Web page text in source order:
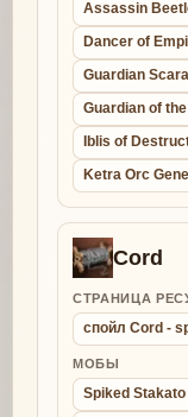
Assassin
Dancer of
Guardian
Guardian of
Iblis of
Ketra Orc
Cord
СТРАНИЦА
спойл Cord -
МОБЫ
Spiked